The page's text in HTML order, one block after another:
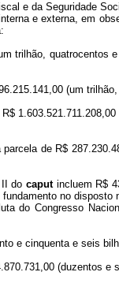
e da Seguridade
e externa, em
trilhão,
(um
parcela de R$
II docaputincluem R$
no
do Congresso
e cinquenta e seis
(duzentos